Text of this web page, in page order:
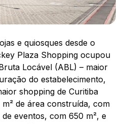
e quiosques desde o
Plaza Shopping ocupou
Locável (ABL) – maior
do estabelecimento,
shopping de Curitiba
de área construída, com
eventos, com 650 m², e